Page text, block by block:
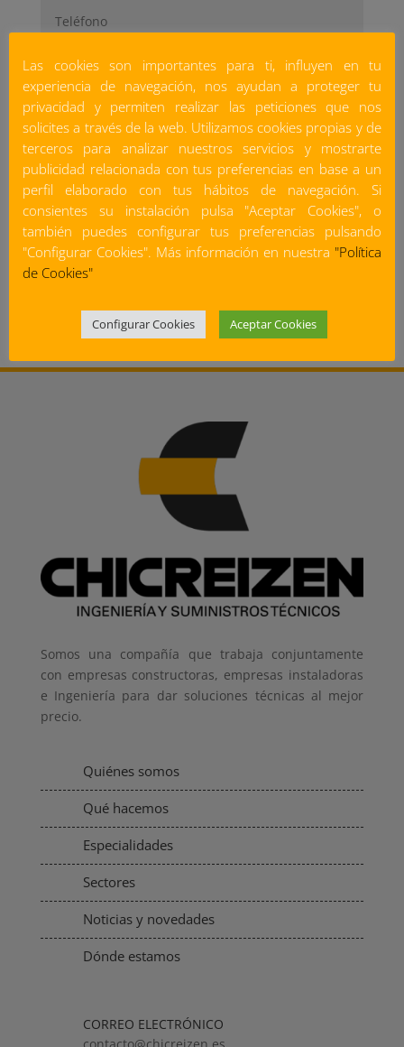
Somos una compañía que trabaja conjuntamente
con empresas constructoras, empresas instaladoras
e Ingeniería para dar soluciones técnicas al mejor
precio.
Quiénes somos
Qué hacemos
Especialidades
Sectores
Noticias y novedades
Dónde estamos
CORREO ELECTRÓNICO
Las cookies son importantes para ti, influyen en tu
experiencia de navegación, nos ayudan a proteger tu
privacidad y permiten realizar las peticiones que nos
solicites a través de la web. Utilizamos cookies propias y de
terceros para analizar nuestros servicios y mostrarte
publicidad relacionada con tus preferencias en base a un
perfil elaborado con tus hábitos de navegación. Si
consientes su instalación pulsa "Aceptar Cookies", o
también puedes configurar tus preferencias pulsando
"Configurar Cookies". Más información en nuestra "Política
de Cookies"
Configurar Cookies Aceptar Cookies